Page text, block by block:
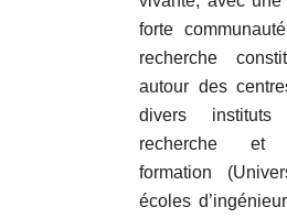
forte
recherche
autour des
divers
recherche et
formation
écoles